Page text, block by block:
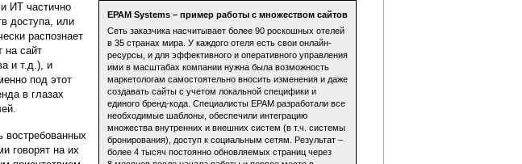
EPAM Systems – пример работы с множеством сайтов
Сеть заказчика насчитывает более 90 роскошных отелей
в 35 странах мира. У каждого отеля есть свои онлайн-
ресурсы, и для эффективного и оперативного управления
ими в масштабах компании нужна была возможность
маркетологам самостоятельно вносить изменения и даже
создавать сайты с учетом локальной специфики и
единого бренд-кода. Специалисты EPAM разработали все
необходимые шаблоны, обеспечили интеграцию
множества внутренних и внешних систем (в т.ч. системы
бронирования), доступ к социальным сетям. Результат –
более 4 тысяч постоянно обновляемых страниц через
ИТ частично
доступа, или
распознает
на сайт
и т.д.), и
под этот
в глазах
востребованных
говорят на их